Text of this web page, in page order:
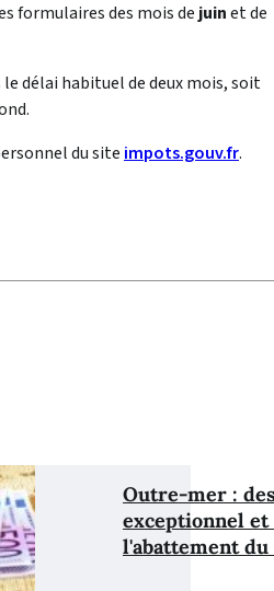
formulaires des mois de juinet de
délai habituel de deux mois, soit
du site impots.gouv.fr.
Outre-mer :
exceptionnel
l'abattement